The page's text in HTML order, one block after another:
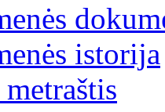
istorija